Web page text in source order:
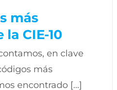
más
CIE-10
en clave
más
encontrado [...]